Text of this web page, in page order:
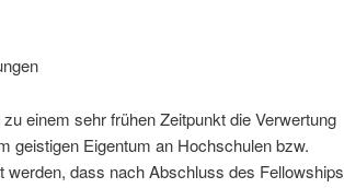
einem sehr frühen Zeitpunkt die Verwertung
geistigen Eigentum an Hochschulen bzw.
dass nach Abschluss des Fellowships